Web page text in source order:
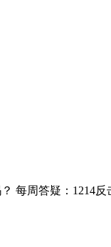
每周答疑：1214反